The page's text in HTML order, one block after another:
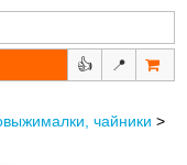
👍 📍
чайники >